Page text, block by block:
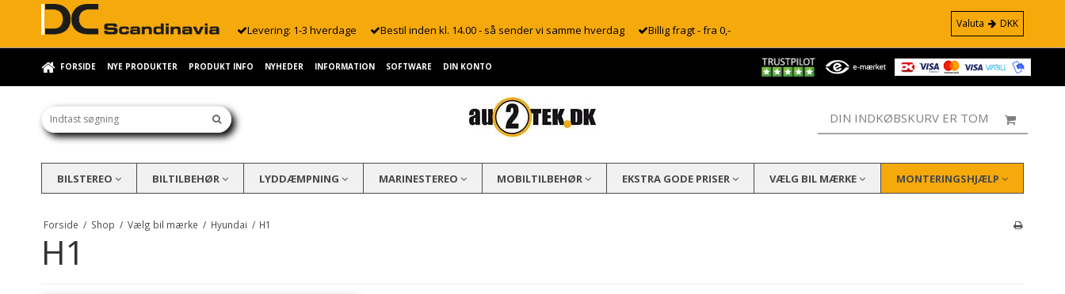
Levering: 1-3 hverdage Bestil inden kl. 14.00 - så sender vi samme hverdag Billig fragt - fra 0,- Valuta DKK
FORSIDE NYE PRODUKTER PRODUKT INFO NYHEDER INFORMATION SOFTWARE DIN KONTO
DIN INDKØBSKURV ER TOM
BILSTEREO BILTILBEHØR LYDDÆMPNING MARINESTEREO MOBILTILBEHØR EKSTRA GODE PRISER VÆLG BIL MÆRKE MONTERINGSHJÆLP
Forside / Shop / Vælg bil mærke / Hyundai / H1
H1